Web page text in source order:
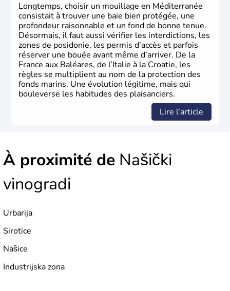
Longtemps, choisir un mouillage en Méditerranée
consistait à trouver une baie bien protégée, une
profondeur raisonnable et un fond de bonne tenue.
Désormais, il faut aussi vérifier les interdictions, les
zones de posidonie, les permis d’accès et parfois
réserver une bouée avant même d’arriver. De la
France aux Baléares, de l’Italie à la Croatie, les
règles se multiplient au nom de la protection des
fonds marins. Une évolution légitime, mais qui
bouleverse les habitudes des plaisanciers.
Lire l'article
À proximité de Našički
vinogradi
Urbarija
Sirotice
Našice
Industrijska zona